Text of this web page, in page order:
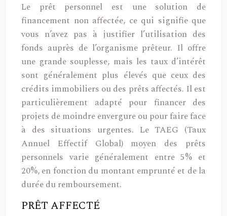
Le prêt personnel est une solution de
financement non affectée, ce qui signifie que
vous n’avez pas à justifier l’utilisation des
fonds auprès de l’organisme prêteur. Il offre
une grande souplesse, mais les taux d’intérêt
sont généralement plus élevés que ceux des
crédits immobiliers ou des prêts affectés. Il est
particulièrement adapté pour financer des
projets de moindre envergure ou pour faire face
à des situations urgentes. Le TAEG (Taux
Annuel Effectif Global) moyen des prêts
personnels varie généralement entre 5% et
20%, en fonction du montant emprunté et de la
durée du remboursement.
PRÊT AFFECTÉ